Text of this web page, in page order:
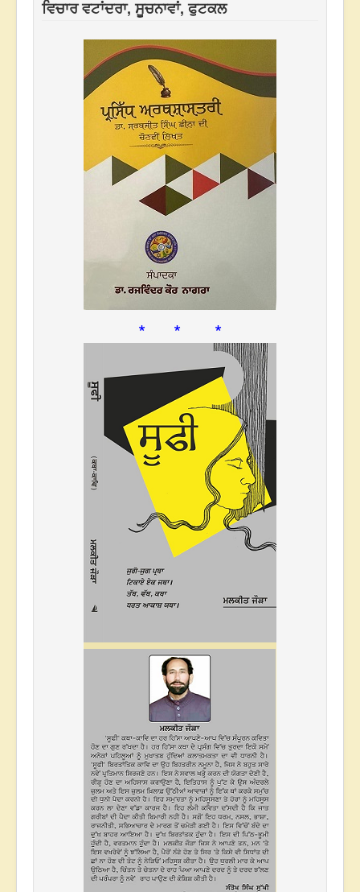
ਵਿਚਾਰ ਵਟਾਂਦਰਾ, ਸੂਚਨਾਵਾਂ, ਫੁਟਕਲ
* * *